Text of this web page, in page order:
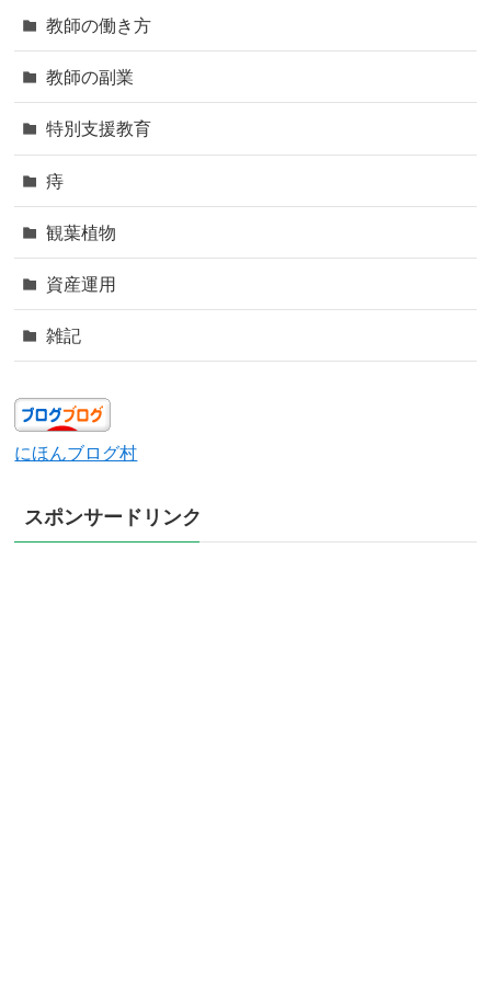
教師の働き方
教師の副業
特別支援教育
痔
観葉植物
資産運用
雑記
にほんブログ村
スポンサードリンク